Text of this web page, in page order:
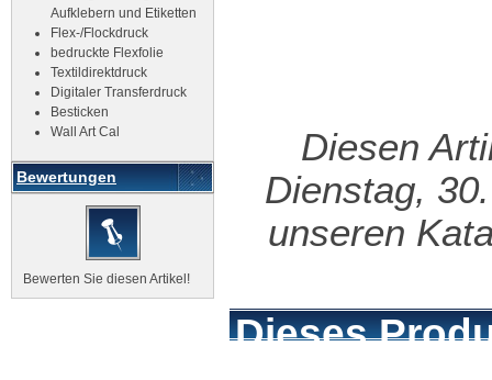
Aufklebern und Etiketten
Flex-/Flockdruck
bedruckte Flexfolie
Textildirektdruck
Digitaler Transferdruck
Besticken
Wall Art Cal
Bewertungen
Bewerten Sie diesen Artikel!
Diesen
Dienstag,
unseren
Dieses